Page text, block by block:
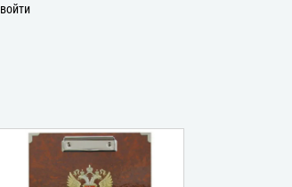
войти